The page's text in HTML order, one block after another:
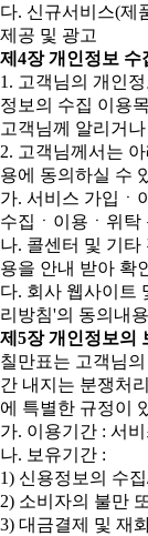
다. 신규서비스(제
제공 및 광고
제4장 개인정보 수
1. 고객님의 개인
정보의 수집 이용
고객님께 알리거
2. 고객님께서는
용에 동의하실 수
가. 서비스 가입ㆍ
수집ㆍ이용ㆍ위탁
나. 콜센터 및 기타
용을 안내 받아 확
다. 회사 웹사이트
리방침'의 동의내
제5장 개인정보의
칠만표는 고객님
간 내지는 분쟁처
에 특별한 규정이
가. 이용기간 : 서
나. 보유기간 :
1) 신용정보의 수
2) 소비자의 불만
3) 대금결제 및 재